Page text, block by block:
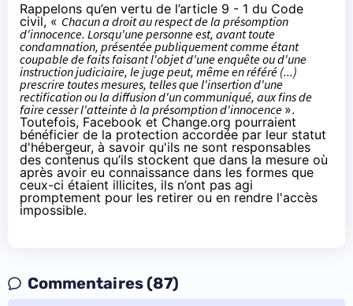
Rappelons qu’en vertu de l’article 9 - 1 du Code
civil, « Chacun a droit au respect de la présomption
d'innocence. Lorsqu'une personne est, avant toute
condamnation, présentée publiquement comme étant
coupable de faits faisant l'objet d'une enquête ou d'une
instruction judiciaire, le juge peut, même en référé (...)
prescrire toutes mesures, telles que l'insertion d'une
rectification ou la diffusion d'un communiqué, aux fins de
faire cesser l'atteinte à la présomption d'innocence ».
Toutefois, Facebook et Change.org pourraient
bénéficier de la protection accordée par leur statut
d'hébergeur, à savoir qu'ils ne sont responsables
des contenus qu’ils stockent que dans la mesure où
après avoir eu connaissance dans les formes que
ceux-ci étaient illicites, ils n’ont pas agi
promptement pour les retirer ou en rendre l'accès
impossible.
Commentaires (87)